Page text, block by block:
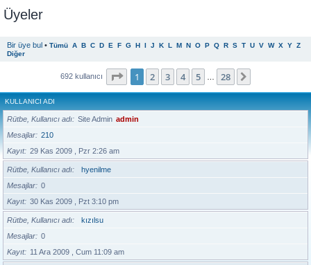
Üyeler
Bir üye bul • Tümü A B C D E F G H I J K L M N O P Q R S T U V W X Y Z
Diğer
692 kullanıcı . sayfa (Toplam28 sayfa)
1 2 3 4 5 28
KULLANICI ADI
Rütbe, Kullanıcı adı Site Admin admin
Mesajlar
210
Kayıt
29 Kas 2009 , Pzr 2:26 am
Rütbe, Kullanıcı adı
hyenilme
Mesajlar
0
Kayıt
30 Kas 2009 , Pzt 3:10 pm
Rütbe, Kullanıcı adı
kızılsu
Mesajlar
0
Kayıt
11 Ara 2009 , Cum 11:09 am